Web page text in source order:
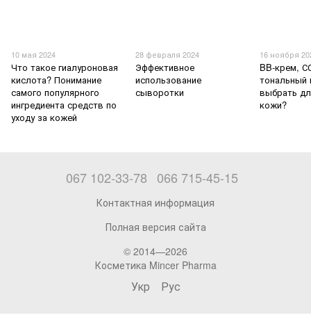
10 мая 2024
Что такое гиалуроновая
кислота? Понимание
самого популярного
ингредиента средств по
уходу за кожей
28 февраля 2024
Эффективное
использование
сыворотки
16 ноября
BB-крем,
тональный
выбрать
кожи?
067 102-33-78 066 715-45-15
Контактная информация
Полная версия сайта
© 2014—2026
Косметика Mincer Pharma
Укр Рус